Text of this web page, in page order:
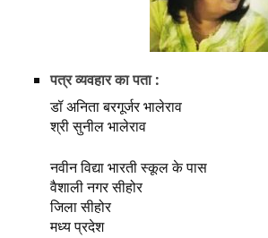
पत्र व्यवहार का पता :
डॉ अनिता बरगूर्जर भालेराव
श्री सुनील भालेराव
नवीन विद्या भारती स्कूल के पास
वैशाली नगर सीहोर
जिला सीहोर
मध्य प्रदेश